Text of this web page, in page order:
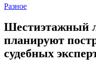
Разное
Шестиэтажный
планируют
судебных